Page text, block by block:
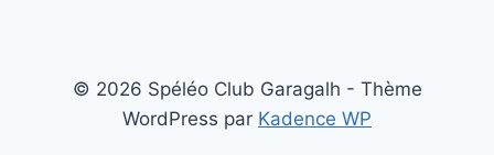
© 2026 Spéléo Club Garagalh - Thème
WordPress par Kadence WP